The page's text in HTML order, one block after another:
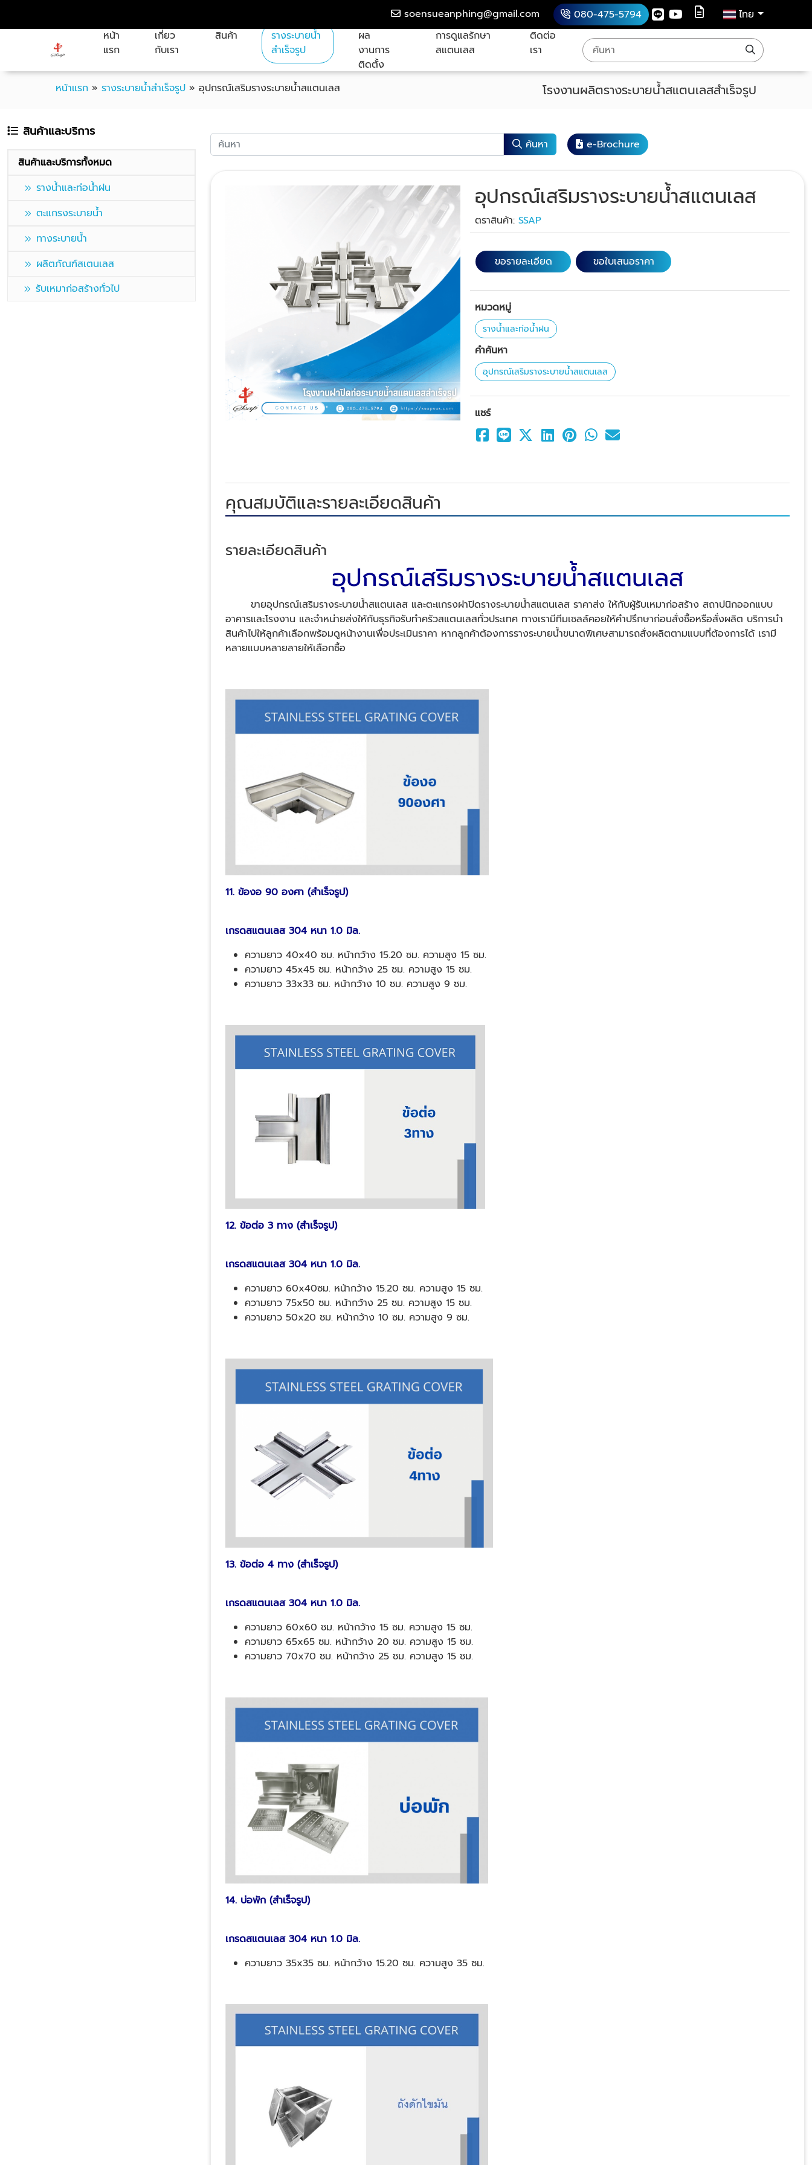
soensueanphing@gmail.com 080-475-5794
ไทย
หน้า
แรก
เกี่ยว
กับเรา
สินค้า
รางระบายน้ำ
สำเร็จรูป
ผล
งานการ
ติดตั้ง
การดูแลรักษา
สแตนเลส
ติดต่อ
เรา
หน้าแรก » รางระบายน้ำสำเร็จรูป » อุปกรณ์เสริมรางระบายน้ำสแตนเลส โรงงานผลิตรางระบายน้ำสแตนเลสสำเร็จรูป
สินค้าและบริการ
สินค้าและบริการทั้งหมด
รางน้ำและท่อน้ำฝน
ตะแกรงระบายน้ำ
ทางระบายน้ำ
ผลิตภัณฑ์สเตนเลส
รับเหมาก่อสร้างทั่วไป
ค้นหา e-Brochure
อุปกรณ์เสริมรางระบายน้ำสแตนเลส
ตราสินค้า:SSAP
ขอรายละเอียด ขอใบเสนอราคา
หมวดหมู่
รางน้ำและท่อน้ำฝน
คำค้นหา
อุปกรณ์เสริมรางระบายน้ำสแตนเลส
แชร์
คุณสมบัติและรายละเอียดสินค้า
รายละเอียดสินค้า
อุปกรณ์เสริมรางระบายน้ำสแตนเลส
ขายอุปกรณ์เสริมรางระบายน้ำสแตนเลส และตะแกรงฝาปิดรางระบายน้ำสแตนเลส ราคาส่ง ให้กับผู้รับเหมาก่อสร้าง สถาปนิกออกแบบ
อาคารและโรงงาน และจำหน่ายส่งให้กับธุรกิจรับทำครัวสแตนเลสทั่วประเทศ ทางเรามีทีมเซลล์คอยให้คำปรึกษาก่อนสั่งซื้อหรือสั่งผลิต บริการนำ
สินค้าไปให้ลูกค้าเลือกพร้อมดูหน้างานเพื่อประเมินราคา หากลูกค้าต้องการรางระบายน้ำขนาดพิเศษสามารถสั่งผลิตตามแบบที่ต้องการได้ เรามี
หลายแบบหลายลายให้เลือกซื้อ
11. ข้องอ 90 องศา (สำเร็จรูป)
เกรดสแตนเลส 304 หนา 1.0 มิล.
ความยาว 40x40 ซม. หน้ากว้าง 15.20 ซม. ความสูง 15 ซม.
ความยาว 45x45 ซม. หน้ากว้าง 25 ซม. ความสูง 15 ซม.
ความยาว 33x33 ซม. หน้ากว้าง 10 ซม. ความสูง 9 ซม.
12. ข้อต่อ 3 ทาง (สำเร็จรูป)
เกรดสแตนเลส 304 หนา 1.0 มิล.
ความยาว 60x40ซม. หน้ากว้าง 15.20 ซม. ความสูง 15 ซม.
ความยาว 75x50 ซม. หน้ากว้าง 25 ซม. ความสูง 15 ซม.
ความยาว 50x20 ซม. หน้ากว้าง 10 ซม. ความสูง 9 ซม.
13. ข้อต่อ 4 ทาง (สำเร็จรูป)
เกรดสแตนเลส 304 หนา 1.0 มิล.
ความยาว 60x60 ซม. หน้ากว้าง 15 ซม. ความสูง 15 ซม.
ความยาว 65x65 ซม. หน้ากว้าง 20 ซม. ความสูง 15 ซม.
ความยาว 70x70 ซม. หน้ากว้าง 25 ซม. ความสูง 15 ซม.
14. บ่อพัก (สำเร็จรูป)
เกรดสแตนเลส 304 หนา 1.0 มิล.
ความยาว 35x35 ซม. หน้ากว้าง 15.20 ซม. ความสูง 35 ซม.